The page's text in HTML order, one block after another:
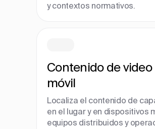
y contextos normativos.
Contenido de video
móvil
Localiza el contenido de
en el lugar y en dispositivos
equipos distribuidos y